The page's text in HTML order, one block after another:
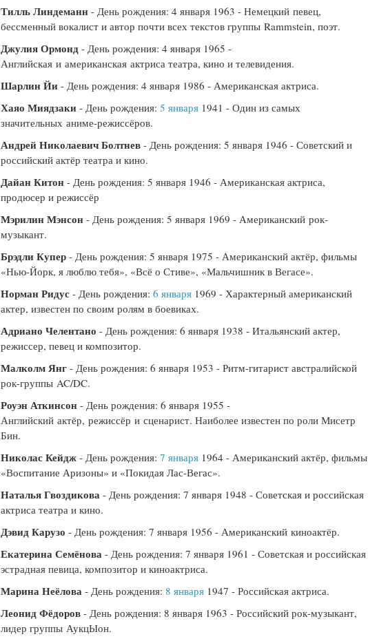
Тилль Линдеманн - День рождения: 4 января 1963 - Немецкий певец,
бессменный вокалист и автор почти всех текстов группы Rammstein, поэт.
Джулия Ормонд - День рождения: 4 января 1965 -
Английская и американская актриса театра, кино и телевидения.
Шарлин Йи - День рождения: 4 января 1986 - Американская актриса.
Хаяо Миядзаки - День рождения:5 января 1941 - Один из самых
значительных аниме-режиссёров.
Андрей Николаевич Болтнев - День рождения: 5 января 1946 - Советский и
российский актёр театра и кино.
Дайан Китон - День рождения: 5 января 1946 - Американская актриса,
продюсер и режиссёр
Мэрилин Мэнсон - День рождения: 5 января 1969 - Американский рок-
музыкант.
Брэдли Купер - День рождения: 5 января 1975 - Американский актёр, фильмы
«Нью-Йорк, я люблю тебя», «Всё о Стиве», «Мальчишник в Вегасе».
Норман Ридус - День рождения:6 января 1969 - Характерный американский
актер, известен по своим ролям в боевиках.
Адриано Челентано - День рождения: 6 января 1938 - Итальянский актер,
режиссер, певец и композитор.
Малколм Янг - День рождения: 6 января 1953 - Ритм-гитарист австралийской
рок-группы AC/DC.
Роуэн Аткинсон - День рождения: 6 января 1955 -
Английский актёр, режиссёр и сценарист. Наиболее известен по роли Мисетр
Бин.
Николас Кейдж - День рождения:7 января 1964 - Американский актёр, фильмы
«Воспитание Аризоны» и «Покидая Лас-Вегас».
Наталья Гвоздикова - День рождения: 7 января 1948 - Советская и российская
актриса театра и кино.
Дэвид Карузо - День рождения: 7 января 1956 - Американский киноактёр.
Екатерина Семёнова - День рождения: 7 января 1961 - Советская и российская
эстрадная певица, композитор и киноактриса.
Марина Неёлова - День рождения: 8 января 1947 - Российская актриса.
Леонид Фёдоров - День рождения: 8 января 1963 - Российский рок-музыкант,
лидер группы АукцЫон.